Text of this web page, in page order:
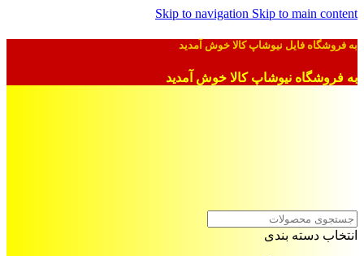
Skip to navigation Skip to main content
به فروشگاه فایل نیوشاپ کالا خوش آمدید
به فروشگاه نیوشاپ کالا خوش آمدید
انتخاب دسته بندی